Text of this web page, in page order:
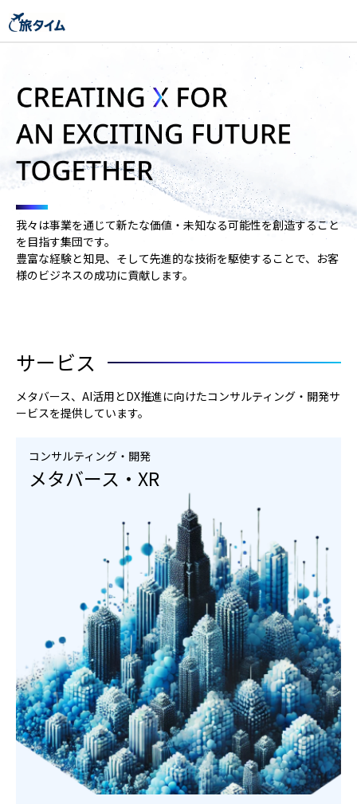
我々は事業を通じて新たな価値・未知なる可能性を創造すること
を目指す集団です。
豊富な経験と知見、そして先進的な技術を駆使することで、お客
様のビジネスの成功に貢献します。
サービス
メタバース、AI活用とDX推進に向けたコンサルティング・開発サ
ービスを提供しています。
コンサルティング・開発
メタバース・XR